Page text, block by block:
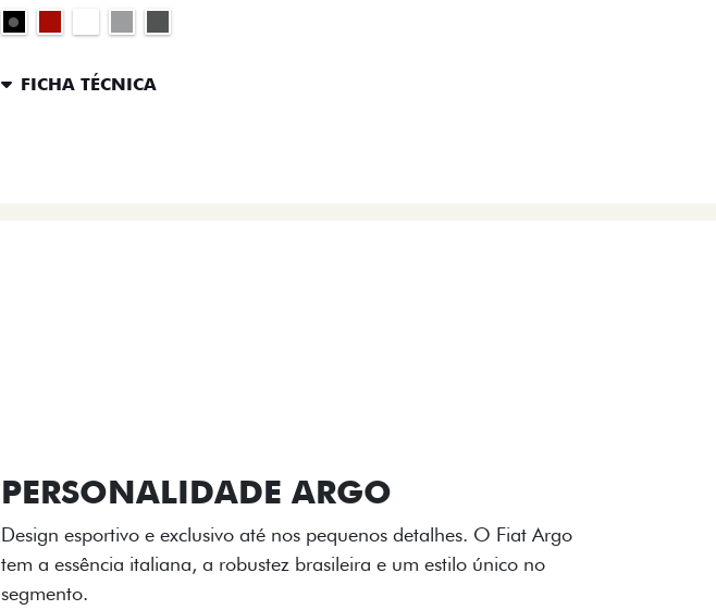
FICHA TÉCNICA
ACABAMENTO E DESIGN INTERNO
A flag italiana e o novo logo Fiat também aparecem no interior do
carro, que possui acabamento impecável e detalhes escurecidos.